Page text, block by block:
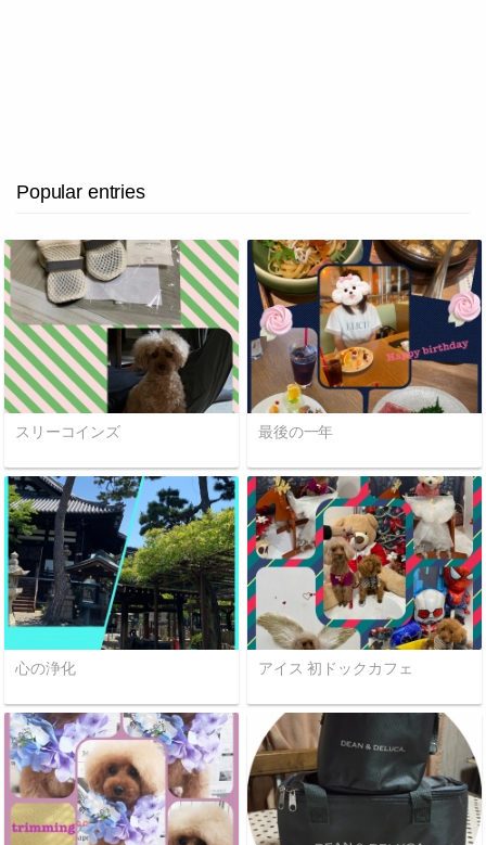
Popular entries
スリーコインズ 最後の一年
心の浄化 アイス 初ドックカフェ